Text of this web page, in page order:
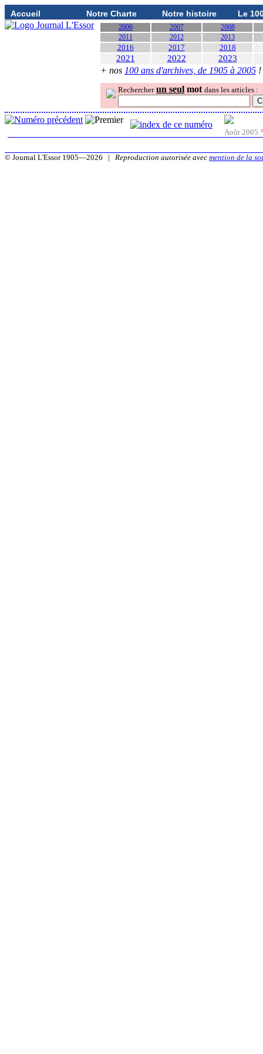
Accueil Notre Charte Notre histoire Le
2006 2007
2008
2011
2012 2013
2016 2017 2018
2021 2022 2023
+ nos 100 ans d'archives, de 1905 à 2005 !
Rechercher un seul mot dans les articles :
Août 2005 °
© Journal L'Essor 1905—2026 | Reproduction autorisée avec mention de la